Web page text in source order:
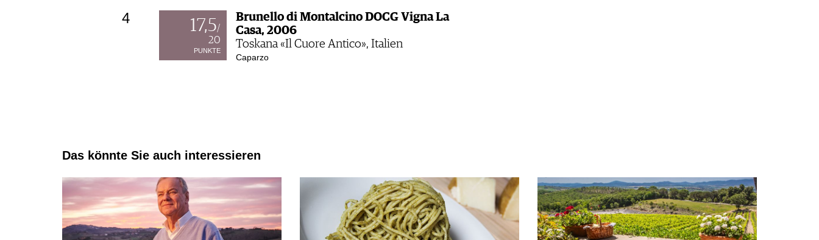
4 17,5/
20
PUNKTE
Brunello di Montalcino DOCG Vigna La
Casa, 2006
Toskana «Il Cuore Antico», Italien
Caparzo
Das könnte Sie auch interessieren